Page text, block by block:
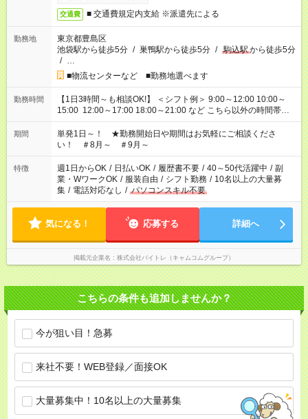
交通費 ■ 交通費規定内支給 ※派遣先による
勤務地
東京都豊島区
池袋駅から徒歩5分 / 巣鴨駅から徒歩5分 / 駒込駅から徒歩5分
/ …
■物流センターなど ■勤務地選べます
勤務時間
【1日3時間～も相談OK!】 ＜シフト例＞ 9:00～12:00 10:00～
15:00 12:00～17:00 18:00～21:00 など こちら以外の時間帯も
お気軽にご相談ください！
期間
単発1日～！ ★勤務開始日や期間はお気軽にご相談くださ
い！ ＃8月～ ＃9月～
特徴 週1日からOK / 日払いOK / 履歴書不要 / 40～50代活躍中 / 副
業・WワークOK / 服装自由 / シフト勤務 / 10名以上の大量募
集 / 電話対応なし / パソコンスキル不要
気になる！ 応募する 詳細へ
掲載元企業名 株式会社バイトレ（キャムコムグループ）
こちらの条件も追加しませんか？
今が狙い目！急募
来社不要！WEB登録／面接OK
大量募集中！10名以上の大量募集